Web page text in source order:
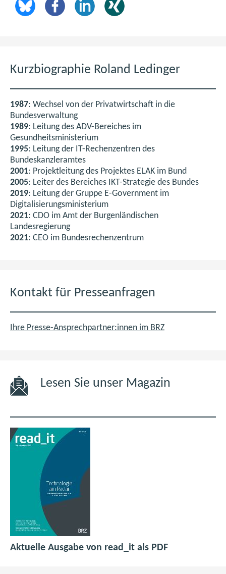
Kurzbiographie Roland Ledinger
1987: Wechsel von der Privatwirtschaft in die
Bundesverwaltung
1989: Leitung des ADV-Bereiches im
Gesundheitsministerium
1995: Leitung der IT-Rechenzentren des
Bundeskanzleramtes
2001: Projektleitung des Projektes ELAK im Bund
2005: Leiter des Bereiches IKT-Strategie des Bundes
2019: Leitung der Gruppe E-Government im
Digitalisierungsministerium
2021: CDO im Amt der Burgenländischen
Landesregierung
2021: CEO im Bundesrechenzentrum
Kontakt für Presseanfragen
Ihre Presse-Ansprechpartner:innen im BRZ
Lesen Sie unser Magazin
Aktuelle Ausgabe von read_it als PDFp(